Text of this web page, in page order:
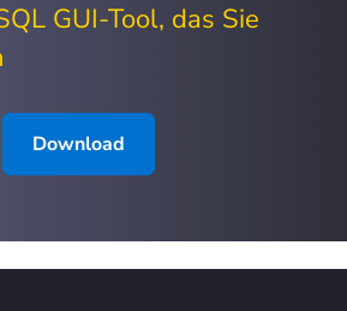
GUI-Tool, das Sie
Download